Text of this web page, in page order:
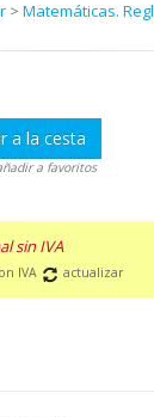
> Matemáticas.
a la cesta
a favoritos
sin IVA
IVA actualizar